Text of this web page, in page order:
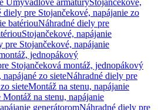
Umývadlové armatúryStojančekové,
diely pre Stojančekové, napájanie zo
batériouNáhradné diely pre
Stojančekové, napájanie
pre Stojančekové, napájanie
jednopákový
Stojančeková montáž, jednopákový
zo sieteNáhradné diely pre
sieteMontáž na stenu, napájanie
na stenu, napájanie
generátoromNáhradné diely pre